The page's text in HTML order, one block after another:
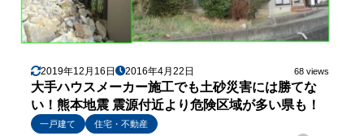
2019年12月16日 2016年4月22日 68 views
大手ハウスメーカー施工でも土砂災害には勝てな
い！熊本地震 震源付近より危険区域が多い県も！
一戸建て
住宅・不動産